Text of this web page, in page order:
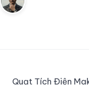
Quạt Tích Điện